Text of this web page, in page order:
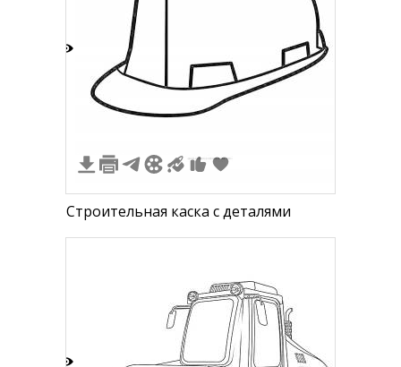
Строительная каска с деталями